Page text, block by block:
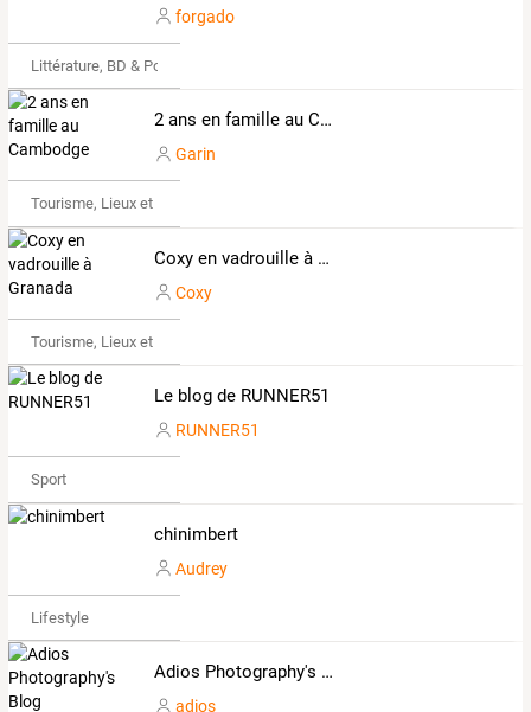
forgado
Littérature, BD & Poésie
2 ans en famille au Cambodge
Garin
Tourisme, Lieux et Événements
Coxy en vadrouille à Granada
Coxy
Tourisme, Lieux et Événements
Le blog de RUNNER51
RUNNER51
Sport
chinimbert
Audrey
Lifestyle
Adios Photography's Blog
adios